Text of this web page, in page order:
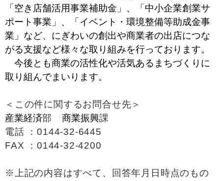
「空き店舗活用事業補助金」、「中小企業創業サ
ポート事業」、「イベント・環境整備等助成金事
業」など、にぎわいの創出や商業者の出店につな
がる支援など様々な取り組みを行っております。
今後とも商業の活性化や活気あるまちづくりに
取り組んでまいります。
＜この件に関するお問合せ先＞
産業経済部 商業振興課
電話 ：0144-32-6445
FAX ：0144-32-4200
※上記の内容はすべて、回答年月日時点のもの